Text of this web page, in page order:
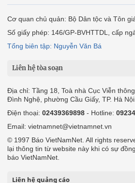
Cơ quan chủ quản: Bộ Dân tộc và Tôn
Số giấy phép: 146/GP-BVHTTDL, cấp
Tổng biên tập: Nguyễn Văn Bá
Liên hệ tòa soạn
Địa chỉ: Tầng 18, Toà nhà Cục Viễn
Đình Nghệ, phường Cầu Giấy, TP. Hà
Điện thoại: 02439369898 - Hotline:
Email: vietnamnet@vietnamnet.vn
© 1997 Báo VietNamNet. All rights
lại thông tin từ website này khi có sự
báo VietNamNet.
Liên hệ quảng cáo